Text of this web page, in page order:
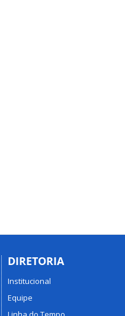
DIRETORIA
Institucional
Equipe